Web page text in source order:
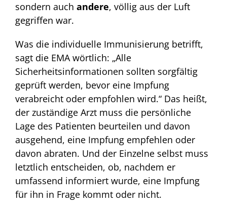
sondern auch andere, völlig aus der Luft
gegriffen war.
Was die individuelle Immunisierung betrifft,
sagt die EMA wörtlich: „Alle
Sicherheitsinformationen sollten sorgfältig
geprüft werden, bevor eine Impfung
verabreicht oder empfohlen wird.“ Das heißt,
der zuständige Arzt muss die persönliche
Lage des Patienten beurteilen und davon
ausgehend, eine Impfung empfehlen oder
davon abraten. Und der Einzelne selbst muss
letztlich entscheiden, ob, nachdem er
umfassend informiert wurde, eine Impfung
für ihn in Frage kommt oder nicht.